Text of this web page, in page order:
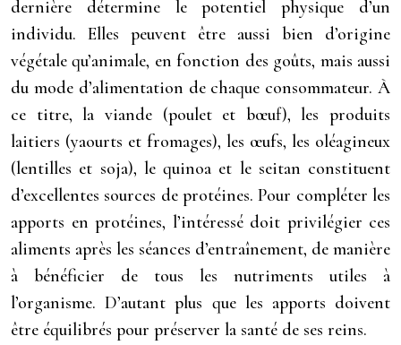
dernière détermine le potentiel physique d’un
individu. Elles peuvent être aussi bien d’origine
végétale qu’animale, en fonction des goûts, mais aussi
du mode d’alimentation de chaque consommateur. À
ce titre, la viande (poulet et bœuf), les produits
laitiers (yaourts et fromages), les œufs, les oléagineux
(lentilles et soja), le quinoa et le seitan constituent
d’excellentes sources de protéines. Pour compléter les
apports en protéines, l’intéressé doit privilégier ces
aliments après les séances d’entraînement, de manière
à bénéficier de tous les nutriments utiles à
l’organisme. D’autant plus que les apports doivent
être équilibrés pour préserver la santé de ses reins.